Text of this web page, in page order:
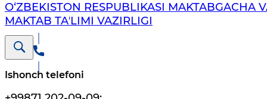
O‘ZBEKISTON RESPUBLIKASI MAKTABGACHA
MAKTAB TAʼLIMI VAZIRLIGI
Ishonch telefoni